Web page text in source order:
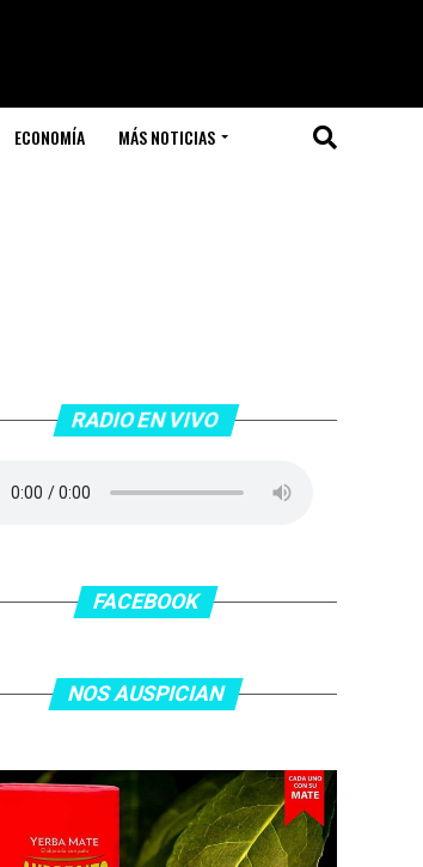
ECONOMÍA MÁS NOTICIAS
RADIO EN VIVO
FACEBOOK
NOS AUSPICIAN